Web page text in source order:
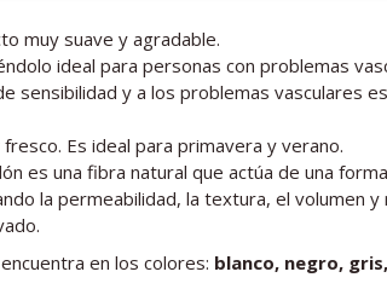
muy suave y agradable.
ideal para personas con problemas
sensibilidad y a los problemas vasculares
Es ideal para primavera y verano.
es una fibra natural que actúa de una
la permeabilidad, la textura, el volumen y
en los colores: blanco, negro,